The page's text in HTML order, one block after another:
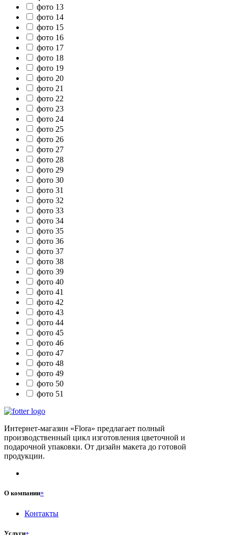
фото 13
фото 14
фото 15
фото 16
фото 17
фото 18
фото 19
фото 20
фото 21
фото 22
фото 23
фото 24
фото 25
фото 26
фото 27
фото 28
фото 29
фото 30
фото 31
фото 32
фото 33
фото 34
фото 35
фото 36
фото 37
фото 38
фото 39
фото 40
фото 41
фото 42
фото 43
фото 44
фото 45
фото 46
фото 47
фото 48
фото 49
фото 50
фото 51
Интернет-магазин «Flora» предлагает полный
производственный цикл изготовления цветочной и
подарочной упаковки. От дизайн макета до готовой
продукции.
О компании+
Контакты
Услуги+